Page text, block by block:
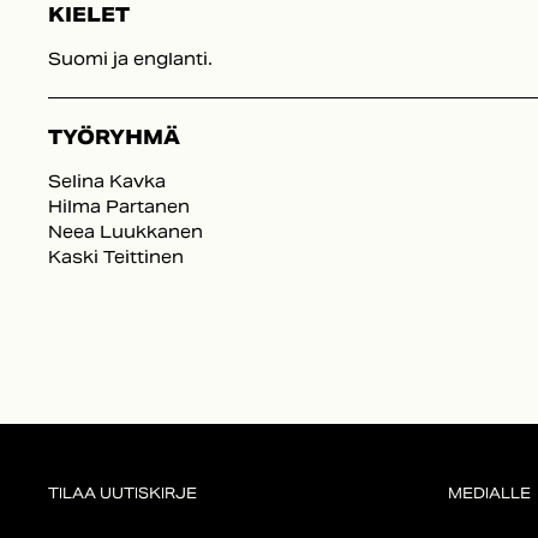
KIELET
Suomi ja englanti.
TYÖRYHMÄ
Selina Kavka
Hilma Partanen
Neea Luukkanen
Kaski Teittinen
TILAA UUTISKIRJE MEDIALLE